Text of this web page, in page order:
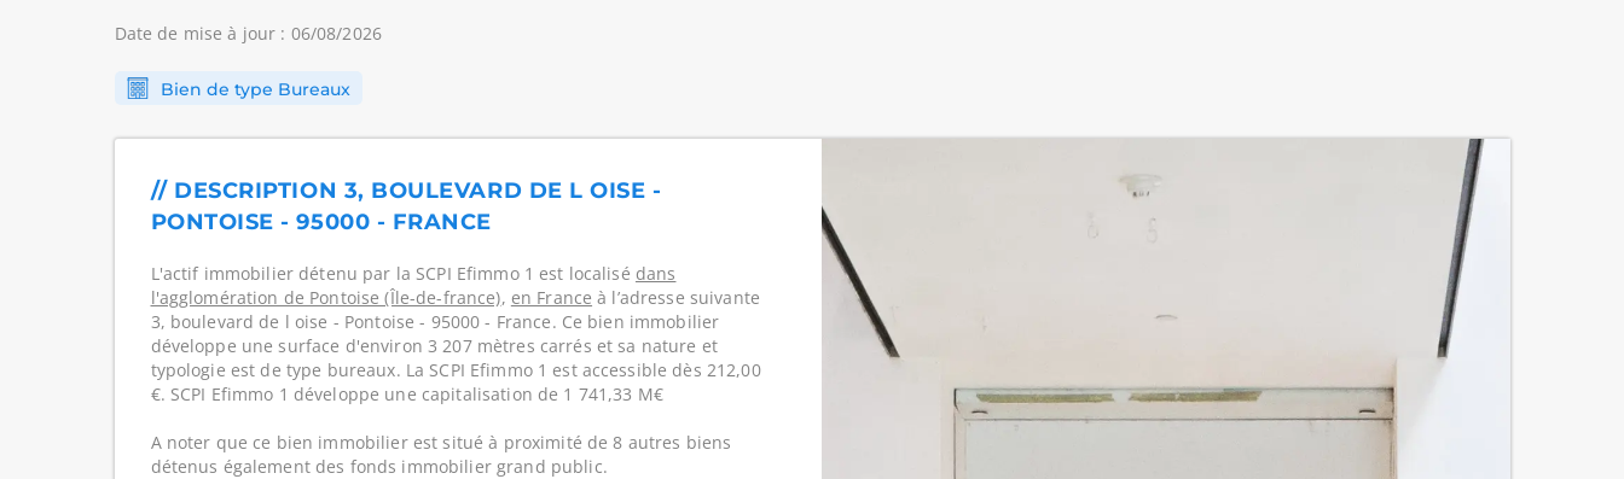
Date de mise à jour : 06/08/2026
Bien de type Bureaux
// DESCRIPTION 3, BOULEVARD DE L OISE -
PONTOISE - 95000 - FRANCE
L'actif immobilier détenu par la SCPI Efimmo 1 est localisé dans
l'agglomération de Pontoise (Île-de-france), en France à l’adresse suivante
3, boulevard de l oise - Pontoise - 95000 - France. Ce bien immobilier
développe une surface d'environ 3 207 mètres carrés et sa nature et
typologie est de type bureaux. La SCPI Efimmo 1 est accessible dès 212,00
€. SCPI Efimmo 1 développe une capitalisation de 1 741,33 M€
A noter que ce bien immobilier est situé à proximité de 8 autres biens
détenus également des fonds immobilier grand public.